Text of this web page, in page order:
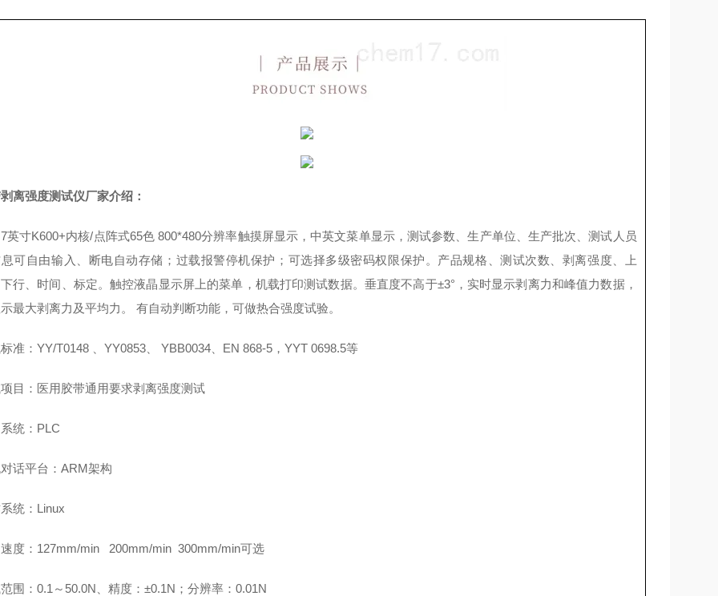
离强度测试仪厂家介绍：
7英寸K600+内核/点阵式65色 800*480分辨率触摸屏显示，中英文菜单显示，测试参数、生产单位、生产批次、测试人员
可自由输入、断电自动存储；过载报警停机保护；可选择多级密码权限保护。产品规格、测试次数、剥离强度、上
行、时间、标定。触控液晶显示屏上的菜单，机载打印测试数据。垂直度不高于±3° ，实时显示剥离力和峰值力数据，
最大剥离力及平均力。
有自动判断功能，可做热合强度试验。
准： YY/T0148 YY0853、 YBB0034、 EN 868-5， YYT 0698.5等
目：医用胶带通用要求剥离强度测试
统： PLC
话平台： ARM架构
统： Linux
度： 127mm/min 200mm/min 300mm/min可选
围： 0.1 ～ 50.0N 、精度： ±0.1N ；分辨率： 0.01N